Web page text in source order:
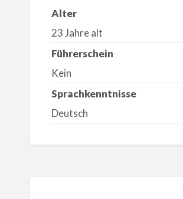
Alter
23 Jahre alt
Führerschein
Kein
Sprachkenntnisse
Deutsch